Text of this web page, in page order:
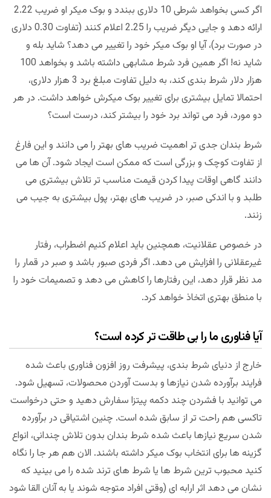
اگر کسی بخواهد شرطی 10 دلاری ببندد و بوک میکر او ضریب 2.22
ارائه دهد و جایی دیگر ضریب را 2.25 اعلام کنند (تفاوت 0.30 دلاری
در صورت برد)، آیا او بوک میکر خود را تغییر می دهد؟ شاید بله و
شاید نه! اگر همین فرد شرط مشابهی داشته باشد و بخواهد 100
هزار دلار شرط بندی کند، به دلیل تفاوت مبلغ برد 3 هزار دلاری،
احتمالا تمایل بیشتری برای تغییر بوک میکرش خواهد داشت. در هر
دو مورد، فرد می تواند برد خود را بیشتر کند، درست است؟
شرط بندان جدی تر اهمیت ضریب های بهتر را می دانند و این فارغ
از تفاوت کوچک و بزرگی است که ممکن است ایجاد شود. آن ها می
دانند گاهی اوقات پیدا کردن قیمت مناسب تر تلاش بیشتری می
طلبد و با اندکی صبر، در ضریب های بهتر، پول بیشتری به جیب می
زنند.
در خصوص عقلانیت، همچنین باید اعلام کنیم اضطراب، رفتار
غیرعقلانی را افزایش می دهد. اگر فردی صبور باشد و صبر در قمار را
مد نظر قرار دهد، این رفتارها را کاهش می دهد و تصمیمات خود را
با منطق بهتری اتخاذ خواهد کرد.
آیا فناوری ما را بی طاقت تر کرده است؟
خارج از دنیای شرط بندی، پیشرفت روز افزون فناوری باعث شده
فرایند برآورده شدن نیازها و بدست آوردن محصولات، تسهیل شود.
می توانید با فشردن چند دکمه پیتزا سفارش دهید و حتی درخواست
تاکسی هم راحت تر از سابق شده است. چنین اشتیاقی در برآورده
شدن سریع نیازها باعث شده شرط بندان بدون تلاش چندانی، انواع
گزینه ها برای انتخاب بوک میکر داشته باشند. الان هم هر جا را نگاه
کنید محبوب ترین شرط ها یا شرط های ترند شده را می بینید که
نشان می دهد اثر ارابه ای (وقتی افراد متوجه شوند یا به آنان القا شود